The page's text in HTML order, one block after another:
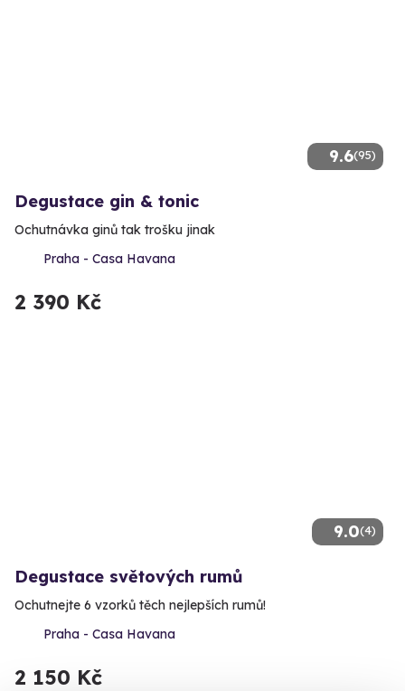
9.6(95)
Degustace gin & tonic
Ochutnávka ginů tak trošku jinak
Praha - Casa Havana
2 390 Kč
9.0(4)
Degustace světových rumů
Ochutnejte 6 vzorků těch nejlepších rumů!
Praha - Casa Havana
2 150 Kč